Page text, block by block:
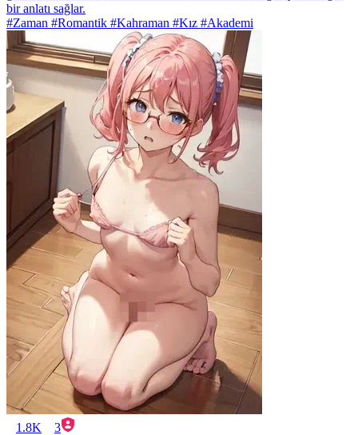
bir anlatı sağlar.
#Zaman #Romantik #Kahraman #Kız #Akademi
1.8K 3